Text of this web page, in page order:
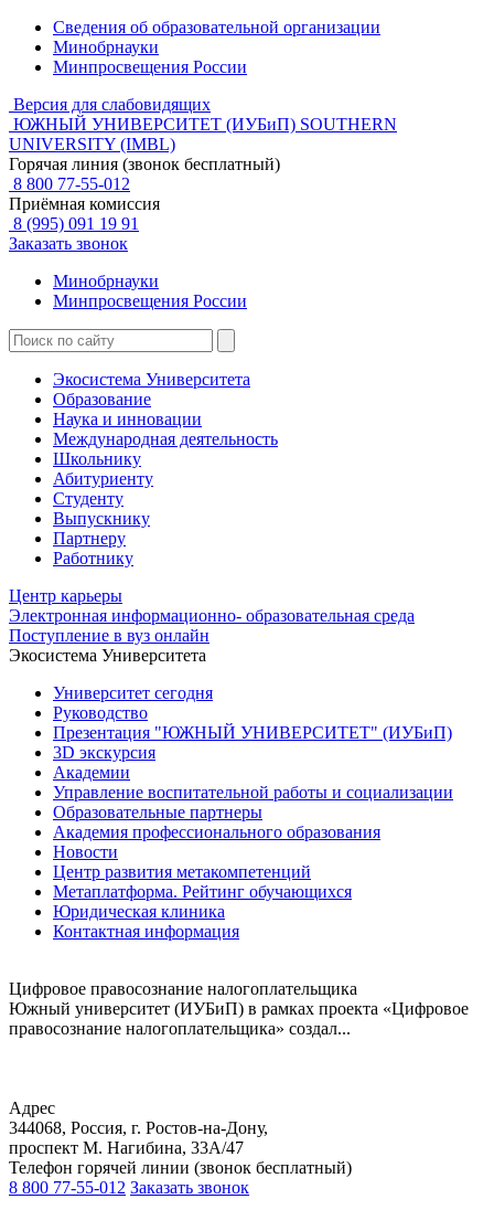
Сведения об образовательной организации
Минобрнауки
Минпросвещения России
Версия для слабовидящих
ЮЖНЫЙ УНИВЕРСИТЕТ (ИУБиП) SOUTHERN
UNIVERSITY (IMBL)
Горячая линия (звонок бесплатный)
8 800 77-55-012
Приёмная комиссия
8 (995) 091 19 91
Заказать звонок
Минобрнауки
Минпросвещения России
Экосистема Университета
Образование
Наука и инновации
Международная деятельность
Школьнику
Абитуриенту
Студенту
Выпускнику
Партнеру
Работнику
Центр карьеры
Электронная информационно- образовательная среда
Поступление в вуз онлайн
Экосистема Университета
Университет сегодня
Руководство
Презентация "ЮЖНЫЙ УНИВЕРСИТЕТ" (ИУБиП)
3D экскурсия
Академии
Управление воспитательной работы и социализации
Образовательные партнеры
Академия профессионального образования
Новости
Центр развития метакомпетенций
Метаплатформа. Рейтинг обучающихся
Юридическая клиника
Контактная информация
Цифровое правосознание налогоплательщика
Южный университет (ИУБиП) в рамках проекта «Цифровое
правосознание налогоплательщика» создал...
Адрес
344068, Россия, г. Ростов-на-Дону,
проспект М. Нагибина, 33А/47
Телефон горячей линии (звонок бесплатный)
8 800 77-55-012 Заказать звонок